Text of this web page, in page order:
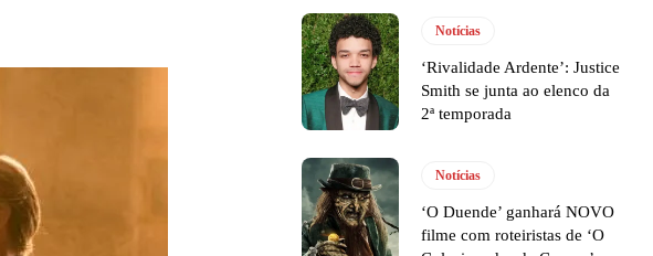
Notícias
‘Rivalidade Ardente’: Justice
Smith se junta ao elenco da
2ª temporada
Notícias
‘O Duende’ ganhará NOVO
filme com roteiristas de ‘O